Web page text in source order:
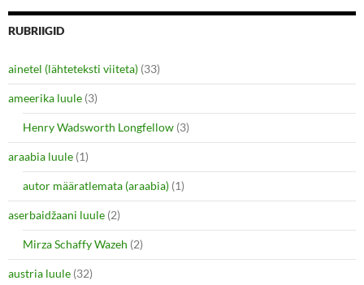
e
o
n
t
t
e
r
(
O
p
e
n
n
n
w
w
i
n
d
o
e
o
e
b
o
o
k
(
O
p
e
n
i
n
n
e
w
w
i
n
d
RUBRIIGID
ainetel (lähteteksti viiteta) (33)
ameerika luule (3)
Henry Wadsworth Longfellow (3)
araabia luule (1)
autor määratlemata (araabia) (1)
aserbaidžaani luule (2)
Mirza Schaffy Wazeh (2)
austria luule (32)